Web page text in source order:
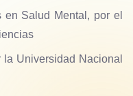
Salud Mental, por el
Universidad Nacional